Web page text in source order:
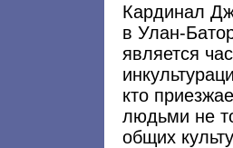
Кардинал
в Улан-
является
кто
людьми не
общих